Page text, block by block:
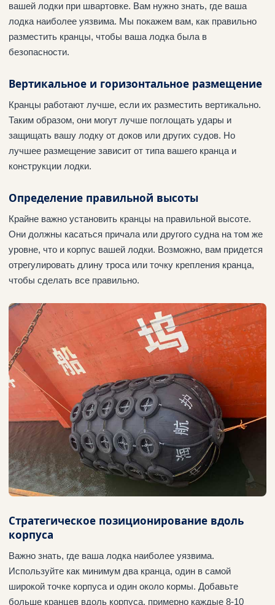
вашей лодки при швартовке. Вам нужно знать, где ваша
лодка наиболее уязвима. Мы покажем вам, как правильно
разместить кранцы, чтобы ваша лодка была в
безопасности.
Вертикальное и горизонтальное размещение
Кранцы работают лучше, если их разместить вертикально.
Таким образом, они могут лучше поглощать удары и
защищать вашу лодку от доков или других судов. Но
лучшее размещение зависит от типа вашего кранца и
конструкции лодки.
Определение правильной высоты
Крайне важно установить кранцы на правильной высоте.
Они должны касаться причала или другого судна на том же
уровне, что и корпус вашей лодки. Возможно, вам придется
отрегулировать длину троса или точку крепления кранца,
чтобы сделать все правильно.
Стратегическое позиционирование вдоль
корпуса
Важно знать, где ваша лодка наиболее уязвима.
Используйте как минимум два кранца, один в самой
широкой точке корпуса и один около кормы. Добавьте
больше кранцев вдоль корпуса, примерно каждые 8-10